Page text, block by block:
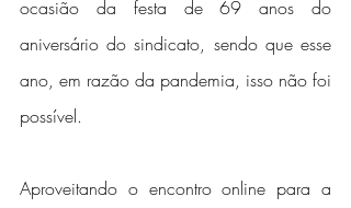
ocasião da festa de 69 anos do
aniversário do sindicato, sendo que esse
ano, em razão da pandemia, isso não foi
possível.
Aproveitando o encontro online para a